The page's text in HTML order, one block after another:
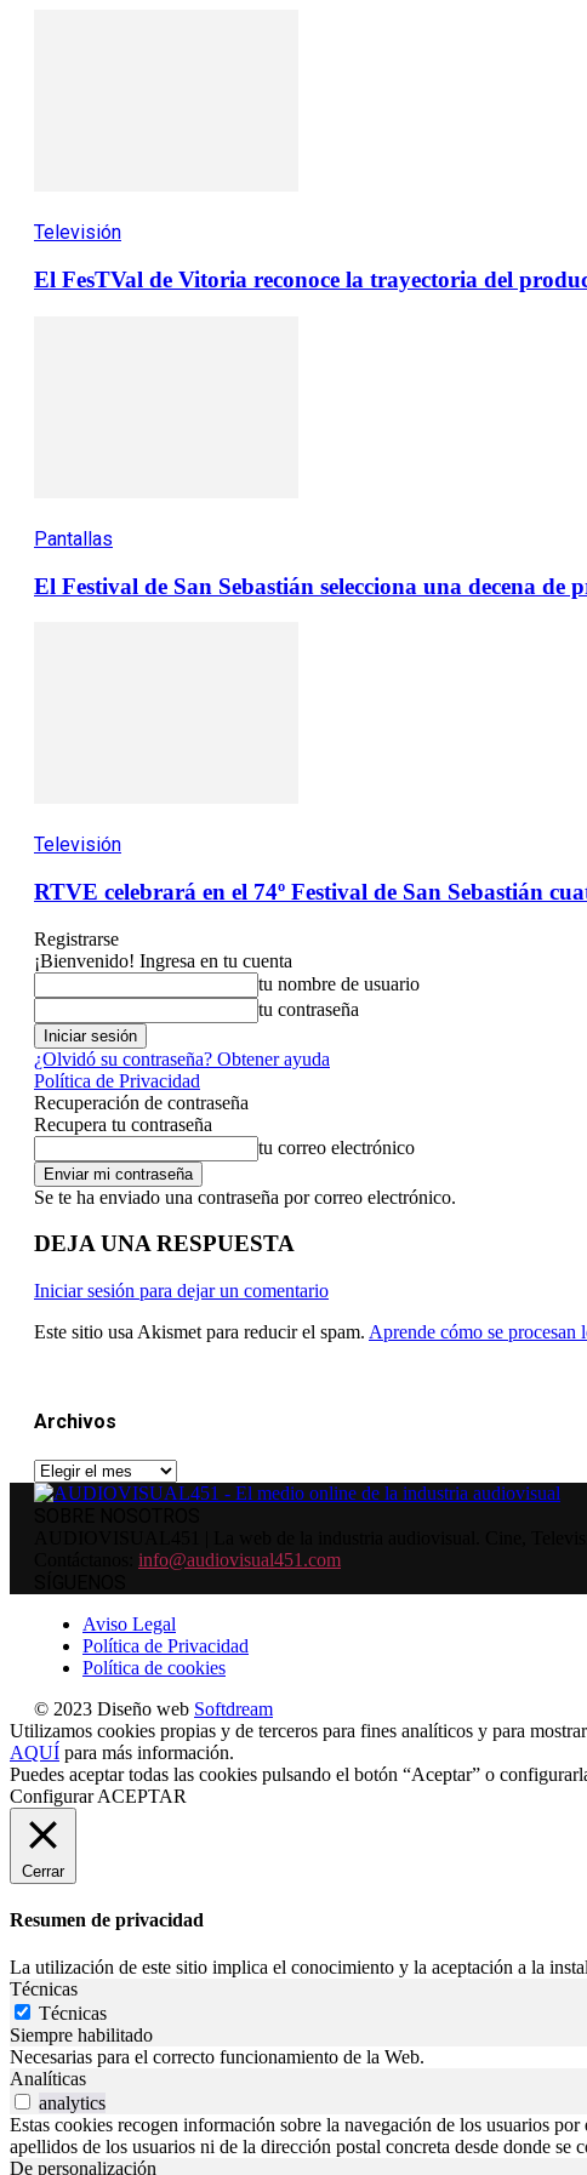
Televisión
El FesTVal de Vitoria reconoce la trayectoria del
Pantallas
El Festival de San Sebastián selecciona una decena
Televisión
RTVE celebrará en el 74º Festival de San Sebastián
Registrarse
¡Bienvenido! Ingresa en tu cuenta
tu nombre de usuario
tu contraseña
¿Olvidó su contraseña? Obtener ayuda
Política de Privacidad
Recuperación de contraseña
Recupera tu contraseña
tu correo electrónico
Se te ha enviado una contraseña por correo electrónico.
DEJA UNA RESPUESTA
Iniciar sesión para dejar un comentario
Este sitio usa Akismet para reducir el spam. Aprende cómo se procesan
Archivos
Archivos
info@audiovisual451.com
Aviso Legal
Política de Privacidad
Política de cookies
© 2023 Diseño web Softdream
Utilizamos cookies propias y de terceros para fines analíticos y para
AQUÍ para más información.
Puedes aceptar todas las cookies pulsando el botón “Aceptar” o
Configurar ACEPTAR
Cerrar
Resumen de privacidad
La utilización de este sitio implica el conocimiento y la aceptación a la
Técnicas
Técnicas
Siempre habilitado
Necesarias para el correcto funcionamiento de la Web.
Analíticas
analytics
Estas cookies recogen información sobre la navegación de los usuarios
apellidos de los usuarios ni de la dirección postal concreta desde donde se
De personalización